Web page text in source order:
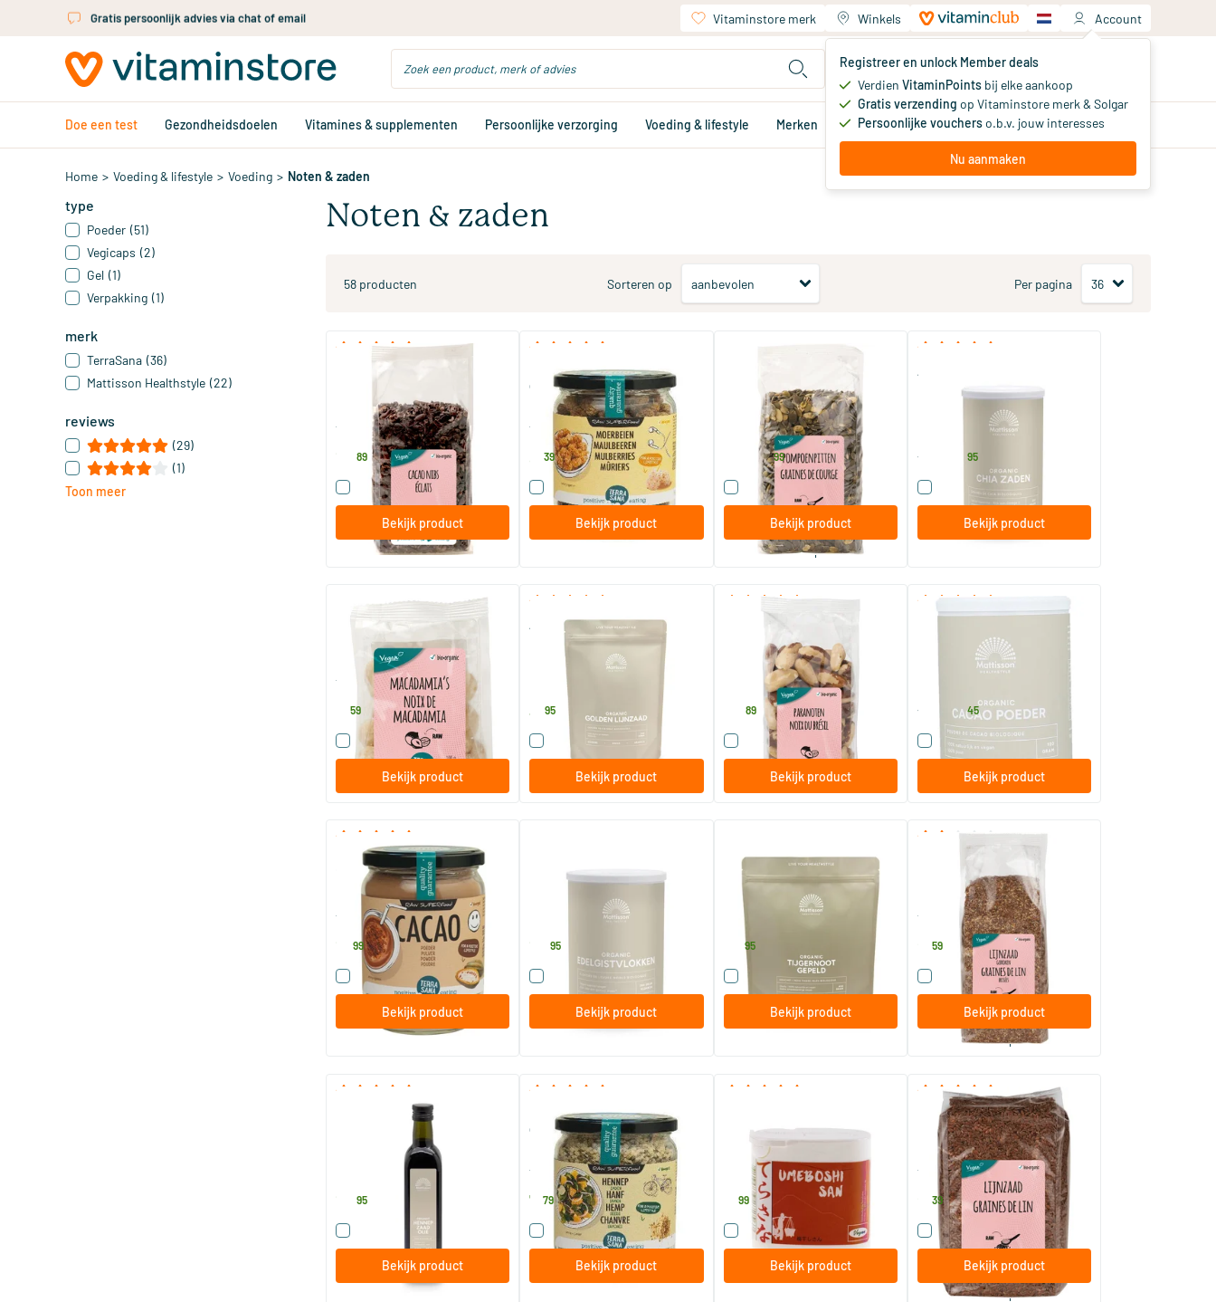
Ga naar de hoofdinhoudGratis persoonlijk advies via chat of email Vitaminstore merk Winkels Account
Registreer en unlock Member deals
Verdien VitaminPoints bij elke aankoop
Gratis verzending op Vitaminstore merk & Solgar
Persoonlijke voucherso.b.v. jouw interesses
Nu aanmaken
Jouw winkelwagen
Je hebt nog geen producten
Doe een test Gezondheidsdoelen Vitamines & supplementen Persoonlijke verzorging Voeding & lifestyle Merken Aanbiedingen Memberdeals
Home > Voeding & lifestyle > Voeding > Noten & zaden
type
Poeder (51)
Vegicaps (2)
Gel (1)
Verpakking (1)
merk
TerraSana (36)
Mattisson Healthstyle (22)
reviews
(29)
(1)
Toon meer
Noten & zaden
58 producten Sorteren op Per pagina
(3)
RAW Cacao nibs
250 gram
TerraSana
89
Vergelijk dit product
Bekijk product
RAW moerbei bessen wit in
glas
190 gram
TerraSana
.39
Vergelijk dit product
Bekijk product
250/​750 gram
TerraSana
6.99
Vergelijk dit product
Bekijk product
bestel per 3
Absolute Chia Seeds Raw Bio
250/​500/​1000 gram
Mattisson Healthstyle
vanaf 95
Vergelijk dit product
Bekijk product
RAW Macadamianoten gepeld
100 gram
TerraSana
59
Vergelijk dit product
Bekijk product
Absolute Omega Golden
Lijnzaad BIO
500 gram
Mattisson Healthstyle
4 .95
Vergelijk dit product
Bekijk product
(1)
Paranoten
250 gram
TerraSana
89
Vergelijk dit product
Bekijk product
100/​300 gram
vanaf 6.45
Vergelijk dit product
Bekijk product
RAW cacao antioxidant poeder
in glas
160 gram
TerraSana
99
Vergelijk dit product
Bekijk product
Mattisson Healthstyle
.95
Vergelijk dit product
Bekijk product
Tijgernoot chufa gepeld bio
450 gram
Mattisson Healthstyle
95
Vergelijk dit product
Bekijk product
(1)
RAW lijnzaad gebroken
400 gram
TerraSana
59
Vergelijk dit product
Bekijk product
bestel per 3
Hennepzaad olie raw
Mattisson Healthstyle
95
Vergelijk dit product
Bekijk product
RAW Hennepzaad gepeld in
glas
275 gram
TerraSana
7 .79
Vergelijk dit product
Bekijk product
16 gram
TerraSana
99
Vergelijk dit product
Bekijk product
(3)
RAW lijnzaad heel
500 gram
TerraSana
39
Vergelijk dit product
Bekijk product
bestel per 3